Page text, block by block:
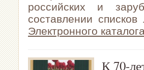
российских и
составлении
Электронного
К 70-